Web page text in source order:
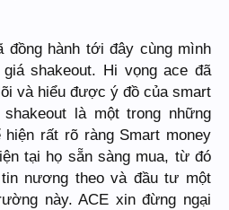
đồng hành tới đây cùng mình
shakeout. Hi vọng ace đã
và hiểu được ý đồ của smart
là một trong những
rất rõ ràng Smart money
tại họ sẵn sàng mua, từ đó
nương theo và đầu tư một
này. ACE xin đừng ngại